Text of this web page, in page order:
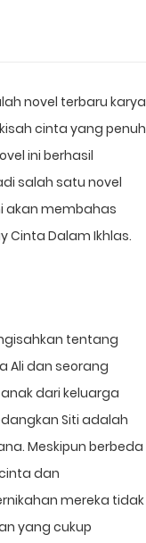
novel terbaru karya
cinta yang penuh
ini berhasil
salah satu novel
akan membahas
Cinta Dalam Ikhlas.
tentang
Ali dan seorang
dari keluarga
Siti adalah
Meskipun berbeda
dan
mereka tidak
yang cukup